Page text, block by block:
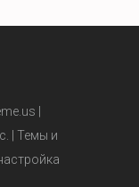
|
| Темы и